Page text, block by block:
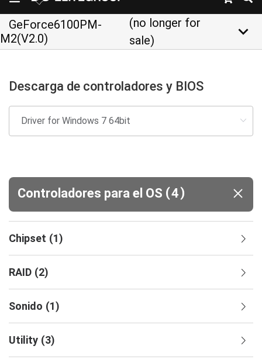
GeForce6100PM-
M2(V2.0)
(no longer for
sale)
keyboard_arrow_down
Descarga de controladores y BIOS
Controladores para el OS (4)
Chipset (1)
RAID (2)
Sonido (1)
Utility (3)